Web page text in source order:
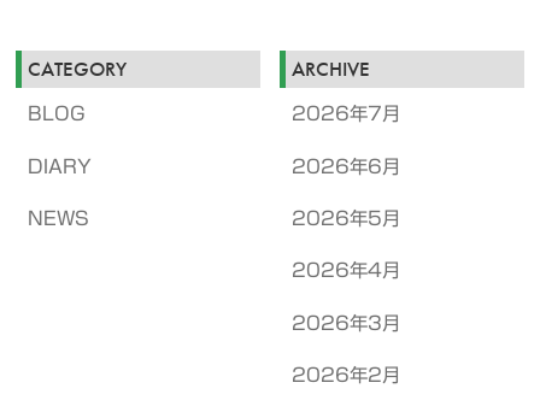
CATEGORY
BLOG
DIARY
NEWS
ARCHIVE
2026年7月
2026年6月
2026年5月
2026年4月
2026年3月
2026年2月